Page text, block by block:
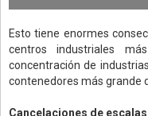
Esto tiene enormes
centros industriales
concentración de
contenedores más grande
Cancelaciones de